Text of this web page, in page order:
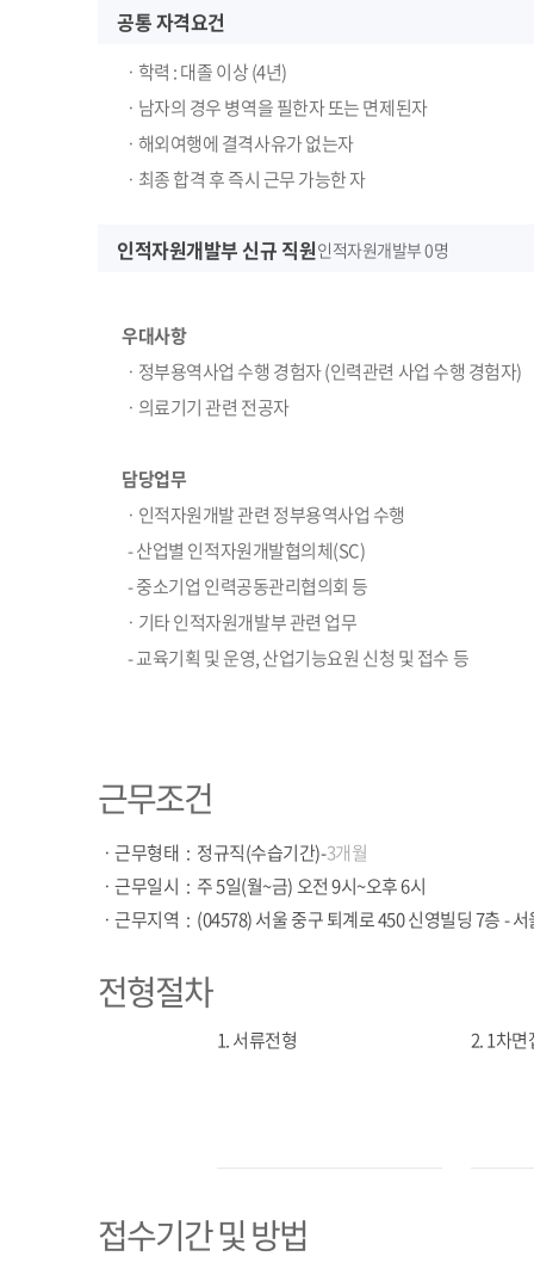
공통 자격요건
ㆍ학력 : 대졸 이상 (4년)
ㆍ남자의 경우 병역을 필한자 또는 면제된자
ㆍ해외여행에 결격사유가 없는자
ㆍ최종 합격 후 즉시 근무 가능한 자
인적자원개발부 신규 직원인적자원개발부 0명
우대사항
ㆍ정부용역사업 수행 경험자 (인력관련 사업 수행 경험자)
ㆍ의료기기 관련 전공자
담당업무
ㆍ인적자원개발 관련 정부용역사업 수행
- 산업별 인적자원개발협의체(SC)
- 중소기업 인력공동관리협의회 등
ㆍ기타 인적자원개발부 관련 업무
- 교육기획 및 운영, 산업기능요원 신청 및 접수 등
근무조건
ㆍ 근무형태 : 정규직(수습기간)-3개월
ㆍ 근무일시 : 주 5일(월~금) 오전 9시~오후 6시
ㆍ 근무지역 : (04578) 서울 중구 퇴계로 450 신영빌딩 7층 -
전형절차
1. 서류전형 2. 1차면
접수기간 및 방법